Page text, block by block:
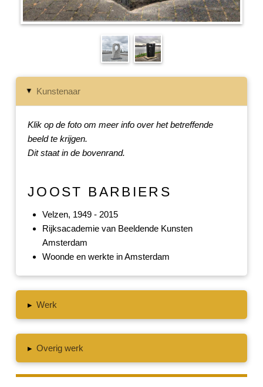
▸ Kunstenaar
Klik op de foto om meer info over het betreffende
beeld te krijgen.
Dit staat in de bovenrand.
JOOST BARBIERS
Velzen, 1949 - 2015
Rijksacademie van Beeldende Kunsten
Amsterdam
Woonde en werkte in Amsterdam
▸ Werk
▸ Overig werk